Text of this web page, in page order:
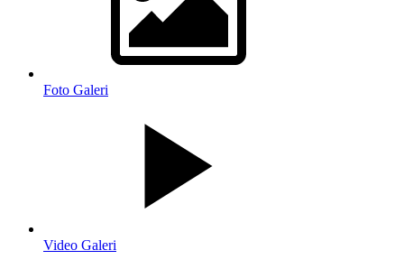
Foto Galeri
Video Galeri